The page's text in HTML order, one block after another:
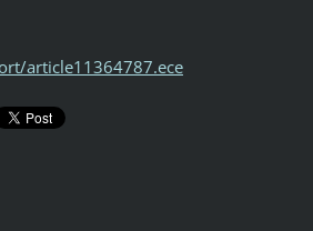
article11364787.ece